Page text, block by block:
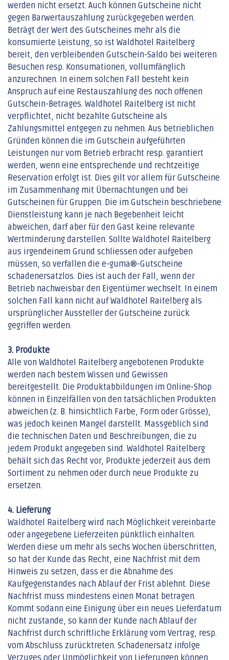
werden nicht ersetzt. Auch können Gutscheine nicht
gegen Barwertauszahlung zurückgegeben werden.
Beträgt der Wert des Gutscheines mehr als die
konsumierte Leistung, so ist Waldhotel Raitelberg
bereit, den verbleibenden Gutschein-Saldo bei weiteren
Besuchen resp. Konsumationen, vollumfänglich
anzurechnen. In einem solchen Fall besteht kein
Anspruch auf eine Restauszahlung des noch offenen
Gutschein-Betrages. Waldhotel Raitelberg ist nicht
verpflichtet, nicht bezahlte Gutscheine als
Zahlungsmittel entgegen zu nehmen. Aus betrieblichen
Gründen können die im Gutschein aufgeführten
Leistungen nur vom Betrieb erbracht resp. garantiert
werden, wenn eine entsprechende und rechtzeitige
Reservation erfolgt ist. Dies gilt vor allem für Gutscheine
im Zusammenhang mit Übernachtungen und bei
Gutscheinen für Gruppen. Die im Gutschein beschriebene
Dienstleistung kann je nach Begebenheit leicht
abweichen, darf aber für den Gast keine relevante
Wertminderung darstellen. Sollte Waldhotel Raitelberg
aus irgendeinem Grund schliessen oder aufgeben
müssen, so verfallen die e-guma®-Gutscheine
schadenersatzlos. Dies ist auch der Fall, wenn der
Betrieb nachweisbar den Eigentümer wechselt. In einem
solchen Fall kann nicht auf Waldhotel Raitelberg als
ursprünglicher Aussteller der Gutscheine zurück
gegriffen werden.
3. Produkte
Alle von Waldhotel Raitelberg angebotenen Produkte
werden nach bestem Wissen und Gewissen
bereitgestellt. Die Produktabbildungen im Online-Shop
können in Einzelfällen von den tatsächlichen Produkten
abweichen (z. B. hinsichtlich Farbe, Form oder Grösse),
was jedoch keinen Mangel darstellt. Massgeblich sind
die technischen Daten und Beschreibungen, die zu
jedem Produkt angegeben sind. Waldhotel Raitelberg
behält sich das Recht vor, Produkte jederzeit aus dem
Sortiment zu nehmen oder durch neue Produkte zu
ersetzen.
4. Lieferung
Waldhotel Raitelberg wird nach Möglichkeit vereinbarte
oder angegebene Lieferzeiten pünktlich einhalten.
Werden diese um mehr als sechs Wochen überschritten,
so hat der Kunde das Recht, eine Nachfrist mit dem
Hinweis zu setzen, dass er die Abnahme des
Kaufgegenstandes nach Ablauf der Frist ablehnt. Diese
Nachfrist muss mindestens einen Monat betragen.
Kommt sodann eine Einigung über ein neues Lieferdatum
nicht zustande, so kann der Kunde nach Ablauf der
Nachfrist durch schriftliche Erklärung vom Vertrag, resp.
vom Abschluss zurücktreten. Schadenersatz infolge